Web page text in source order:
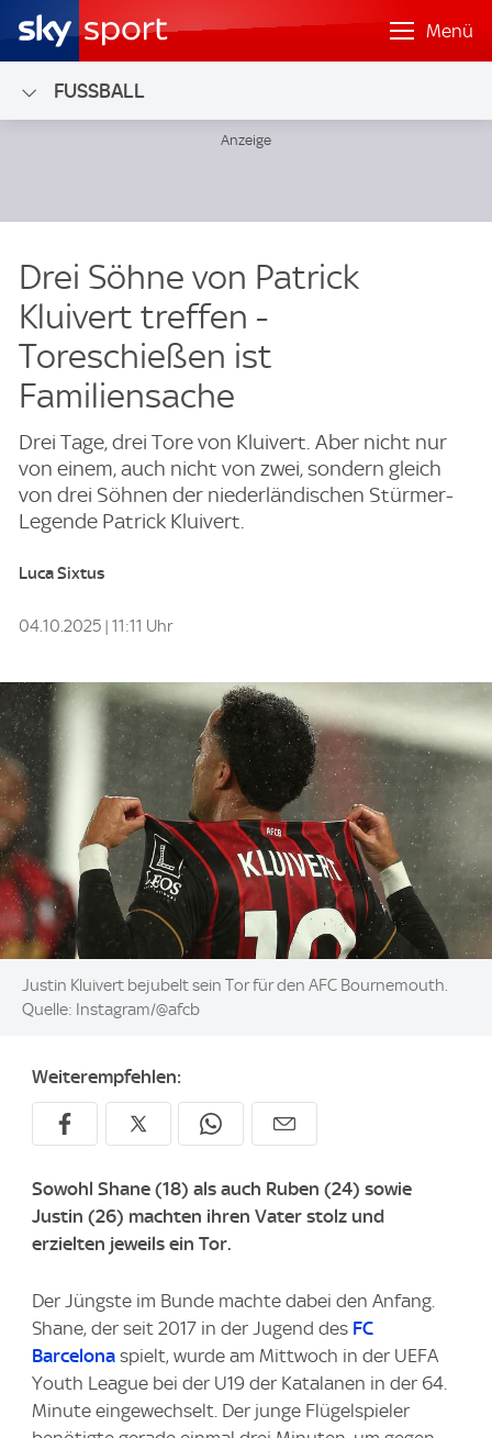
Menü
FUSSBALL
Drei Söhne von Patrick
Kluivert treffen -
Toreschießen ist
Familiensache
Drei Tage, drei Tore von Kluivert. Aber nicht nur
von einem, auch nicht von zwei, sondern gleich
von drei Söhnen der niederländischen Stürmer-
Legende Patrick Kluivert.
Luca Sixtus
04.10.2025 | 11:11 Uhr
Image:
Justin Kluivert bejubelt sein Tor für den AFC Bournemouth.
Quelle: Instagram/@afcb
Weiterempfehlen:
Sowohl Shane (18) als auch Ruben (24) sowie
Justin (26) machten ihren Vater stolz und
erzielten jeweils ein Tor.
Der Jüngste im Bunde machte dabei den Anfang.
Shane, der seit 2017 in der Jugend des FC
Barcelona spielt, wurde am Mittwoch in der UEFA
Youth League bei der U19 der Katalanen in der 64.
Minute eingewechselt. Der junge Flügelspieler